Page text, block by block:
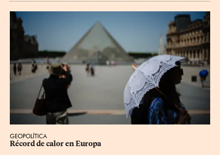
GEOPOLÍTICA
Récord de calor en Europa